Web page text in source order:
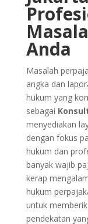
Anda
Masalah
angka dan
hukum yang
sebagai
menyediakan
dengan fokus
hukum dan
banyak wajib
kerap
hukum
untuk
pendekatan